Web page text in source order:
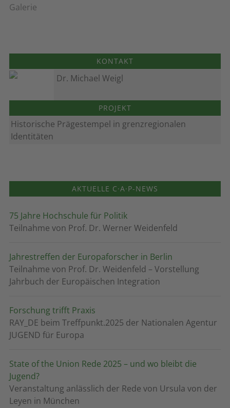
Galerie
KONTAKT
Dr. Michael Weigl
PROJEKT
Historische Prägestempel in grenzregionalen
Identitäten
AKTUELLE C·A·P-NEWS
75 Jahre Hochschule für Politik
Teilnahme von Prof. Dr. Werner Weidenfeld
Jahrestreffen der Europaforscher in Berlin
Teilnahme von Prof. Dr. Weidenfeld – Vorstellung
Jahrbuch der Europäischen Integration
Forschung trifft Praxis
RAY_DE beim Treffpunkt.2025 der Nationalen Agentur
JUGEND für Europa
State of the Union Rede 2025 – und wo bleibt die
Jugend?
Veranstaltung anlässlich der Rede von Ursula von der
Leyen in München